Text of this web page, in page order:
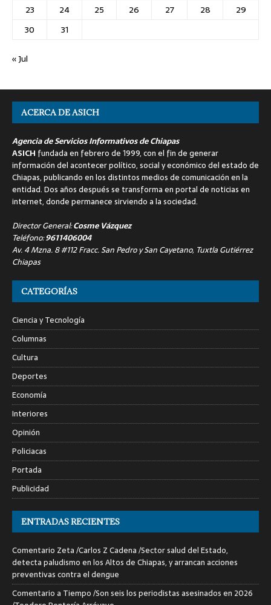
23
24 25 26 27 28
29
30
31
« Jul
ACERCA DE ASICH
Agencia de Servicios Informativos de Chiapas
ASICH fundada en febrero de 1999, con el fin de generar
información del acontecer político, social y económico del estado de
Chiapas, publicando en los distintos medios de comunicación en la
entidad. Dos años después se transforma en portal de noticias en
internet, donde permanece sirviendo a la sociedad.
Director General:Cosme Vázquez
Teléfono:9611406004
Av. 4 Mzna. 8 #112 Fracc. San Pedro y San Cayetano, Tuxtla Gutiérrez
Chiapas
CATEGORÍAS
Ciencia y Tecnología
Columnas
Cultura
Deportes
Economía
Interiores
Opinión
Policiacas
Portada
Publicidad
ENTRADAS RECIENTES
Comentario Zeta /Carlos Z Cadena /Sector salud del Estado,
detecta paludismo en los Altos de Chiapas, y arrancan acciones
preventivas contra el dengue
Comentario a Tiempo /Son seis los periodistas asesinados en 2026